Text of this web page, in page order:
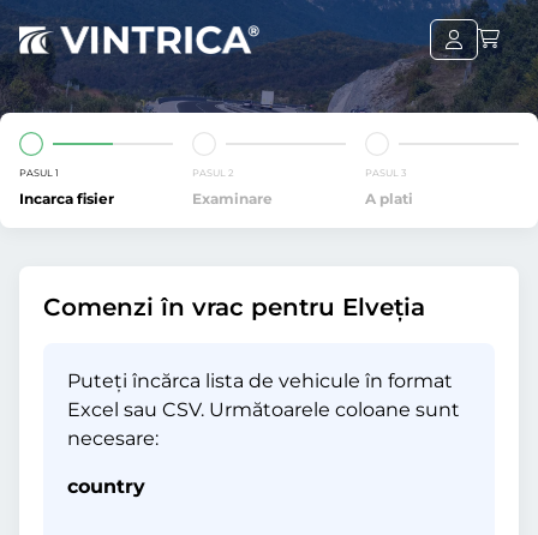
PASUL 1
Incarca fisier
PASUL 2
Examinare
PASUL 3
A plati
Comenzi în vrac pentru Elveția
Puteți încărca lista de vehicule în format
Excel sau CSV. Următoarele coloane sunt
necesare:
country